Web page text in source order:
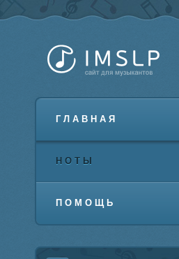
ГЛАВНАЯ
НОТЫ
ПОМОЩЬ